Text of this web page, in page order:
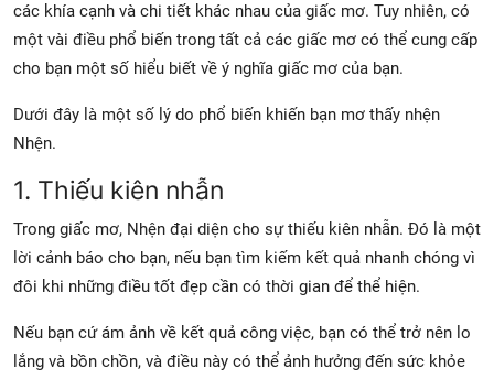
các khía cạnh và chi tiết khác nhau của giấc mơ. Tuy nhiên, có
một vài điều phổ biến trong tất cả các giấc mơ có thể cung cấp
cho bạn một số hiểu biết về ý nghĩa giấc mơ của bạn.
Dưới đây là một số lý do phổ biến khiến bạn mơ thấy nhện
Nhện.
1. Thiếu kiên nhẫn
Trong giấc mơ, Nhện đại diện cho sự thiếu kiên nhẫn. Đó là một
lời cảnh báo cho bạn, nếu bạn tìm kiếm kết quả nhanh chóng vì
đôi khi những điều tốt đẹp cần có thời gian để thể hiện.
Nếu bạn cứ ám ảnh về kết quả công việc, bạn có thể trở nên lo
lắng và bồn chồn, và điều này có thể ảnh hưởng đến sức khỏe